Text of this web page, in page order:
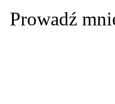
Prowadź